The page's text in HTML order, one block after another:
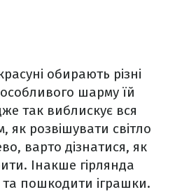
обирають різні
шарму їй
так виблискує вся
як розвішувати світло
варто дізнатися, як
Інакше гірлянда
пошкодити іграшки.